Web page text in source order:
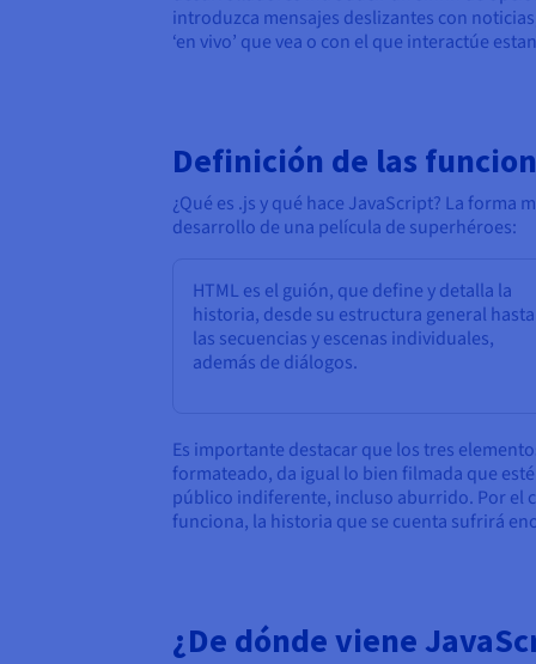
introduzca mensajes deslizantes con
‘en vivo’ que vea o con el que interactúe
Definición de las
¿Qué es .js y qué hace JavaScript? La
desarrollo de una película de superhéroes:
HTML es el guión, que define y detalla la
historia, desde su estructura general hasta
las secuencias y escenas individuales,
además de diálogos.
Es importante destacar que los tres
formateado, da igual lo bien filmada que
público indiferente, incluso aburrido. Por el
funciona, la historia que se cuenta sufrirá
¿De dónde viene